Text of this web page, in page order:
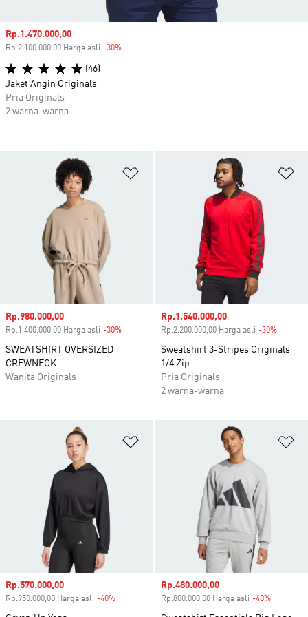
Tambahkan ke Wishlist
Harga penjualan
Rp.980.000,00
Rp.1.400.000,00 Harga asli -30%
SWEATSHIRT OVERSIZED
CREWNECK
Wanita Originals
Harga penjualan
Rp.1.540.000,00
Rp.2.200.000,00 Harga asli -30%
Sweatshirt 3-Stripes Originals
1/4 Zip
Pria Originals
2 warna-warna
Tambahkan ke Wishlist
Harga penjualan
Rp.570.000,00
Rp.950.000,00 Harga asli -40%
Harga penjualan
Rp.480.000,00
Rp.800.000,00 Harga asli -40%
Harga penjualan
Rp.1.470.000,00
Rp.2.100.000,00 Harga asli -30%
(46)
Jaket Angin Originals
Pria Originals
2 warna-warna